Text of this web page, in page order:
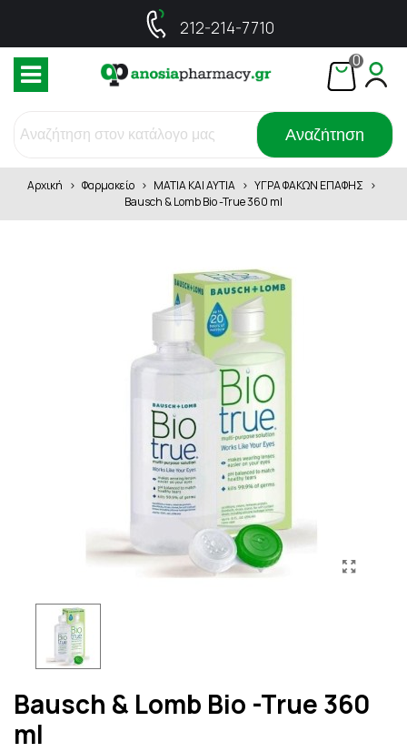
212-214-7710
0
Αναζήτηση
Αρχική > Φαρμακείο > ΜΑΤΙΑ ΚΑΙ ΑΥΤΙΑ > ΥΓΡΑ ΦΑΚΩΝ ΕΠΑΦΗΣ >
Bausch & Lomb Bio -True 360 ml
Bausch & Lomb Bio -True 360
ml